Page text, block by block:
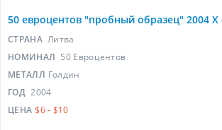
50 евроцентов "пробный образец" 2004 X
СТРАНА Литва
НОМИНАЛ 50 Евроцентов
МЕТАЛЛ Голдин
ГОД 2004
ЦЕНА $6 - $10